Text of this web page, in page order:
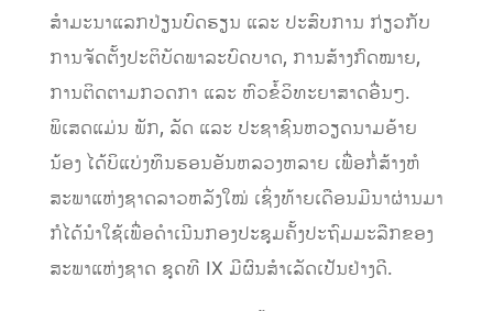
ສຳມະນາແລກປ່ຽນບົດຮຽນ ແລະ ປະສົບການ ກ່ຽວກັບ
ການຈັດຕັ້ງປະຕິບັດພາລະບົດບາດ, ການສ້າງກົດໝາຍ,
ການຕິດຕາມກວດກາ ແລະ ຫົວຂໍ້ວິທະຍາສາດອື່ນໆ.
ພິເສດແມ່ນ ພັກ, ລັດ ແລະ ປະຊາຊົນຫວຽດນາມອ້າຍ
ນ້ອງ ໄດ້ບິແບ່ງທຶນຮອນອັນຫລວງຫລາຍ ເພື່ອກໍ່ສ້າງຫໍ
ສະພາແຫ່ງຊາດລາວຫລັງໃໝ່ ເຊິ່ງທ້າຍເດືອນມີນາຜ່ານມາ
ກໍໄດ້ນໍາໃຊ້ເພື່ອດໍາເນີນກອງປະຊຸມຄັ້ງປະຖົມມະລືກຂອງ
ສະພາແຫ່ງຊາດ ຊຸດທີ IX ມີຜົນສຳເລັດເປັນຢ່າງດີ.